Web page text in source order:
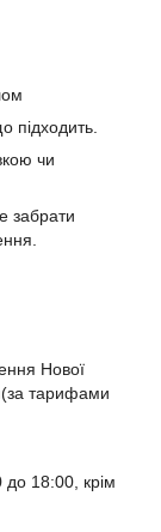
підходить.
чи
забрати
Нової
тарифами
до 18:00, крім